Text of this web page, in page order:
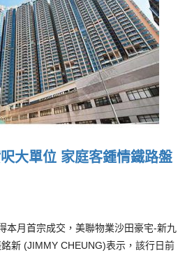
大單位 家庭客鍾情鐵路盤
本月首宗成交，美聯物業沙田豪宅-新九
新 (JIMMY CHEUNG)表示，該行日前